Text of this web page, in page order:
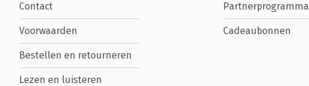
Contact
Voorwaarden
Bestellen en retourneren
Lezen en luisteren
Partnerprogramma
Cadeaubonnen